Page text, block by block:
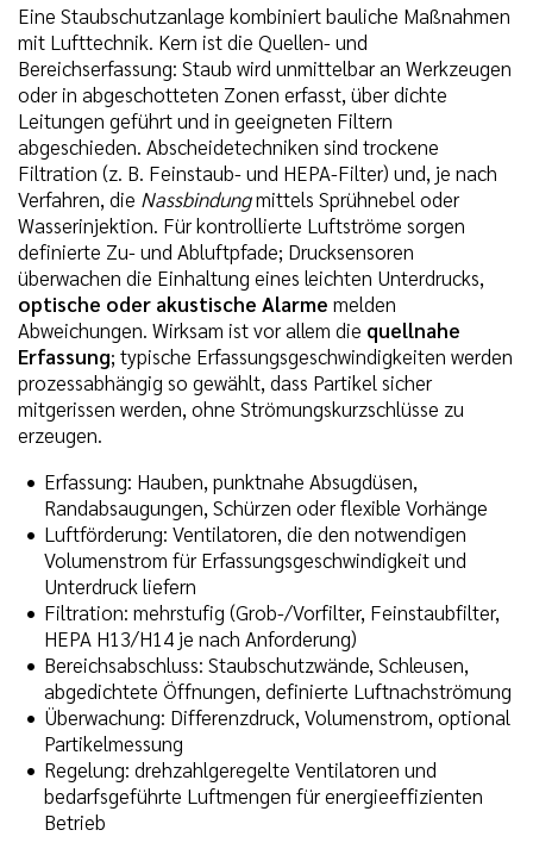
Eine Staubschutzanlage kombiniert bauliche Maßnahmen
mit Lufttechnik. Kern ist die Quellen- und
Bereichserfassung: Staub wird unmittelbar an Werkzeugen
oder in abgeschotteten Zonen erfasst, über dichte
Leitungen geführt und in geeigneten Filtern
abgeschieden. Abscheidetechniken sind trockene
Filtration (z. B. Feinstaub- und HEPA-Filter) und, je nach
Verfahren, die Nassbindungmittels Sprühnebel oder
Wasserinjektion. Für kontrollierte Luftströme sorgen
definierte Zu- und Abluftpfade; Drucksensoren
überwachen die Einhaltung eines leichten Unterdrucks,
optische oder akustische Alarme melden
Abweichungen. Wirksam ist vor allem die quellnahe
Erfassung; typische Erfassungsgeschwindigkeiten werden
prozessabhängig so gewählt, dass Partikel sicher
mitgerissen werden, ohne Strömungskurzschlüsse zu
erzeugen.
Erfassung: Hauben, punktnahe Absugdüsen,
Randabsaugungen, Schürzen oder flexible Vorhänge
Luftförderung: Ventilatoren, die den notwendigen
Volumenstrom für Erfassungsgeschwindigkeit und
Unterdruck liefern
Filtration: mehrstufig (Grob-/Vorfilter, Feinstaubfilter,
HEPA H13/H14 je nach Anforderung)
Bereichsabschluss: Staubschutzwände, Schleusen,
abgedichtete Öffnungen, definierte Luftnachströmung
Überwachung: Differenzdruck, Volumenstrom, optional
Partikelmessung
Regelung: drehzahlgeregelte Ventilatoren und
bedarfsgeführte Luftmengen für energieeffizienten
Betrieb